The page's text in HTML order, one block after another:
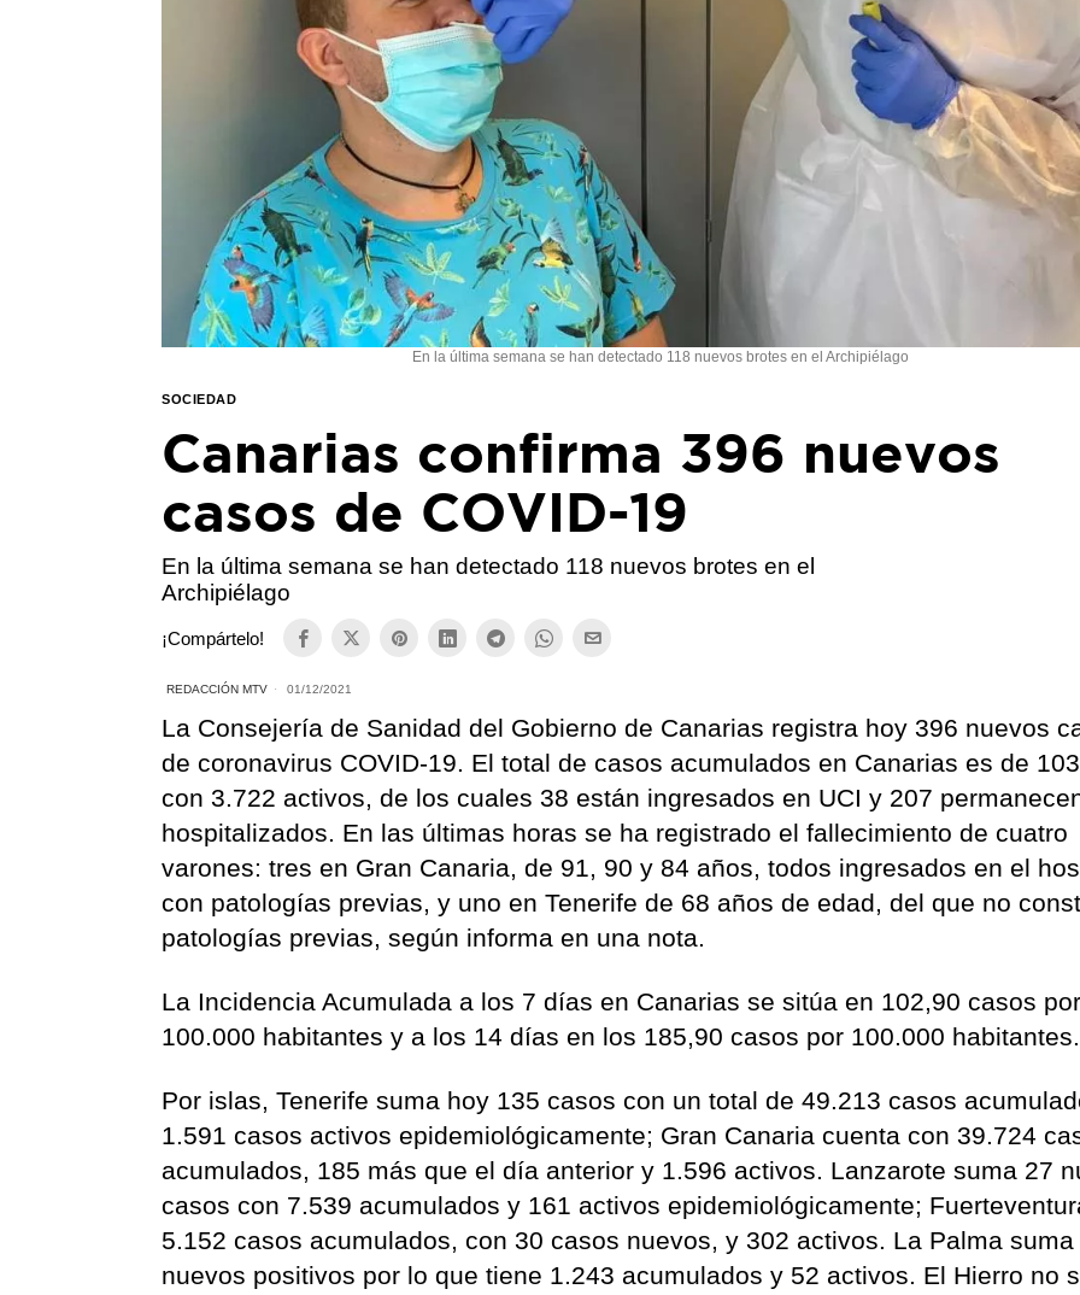
En la última semana se han detectado 118 nuevos brotes en el Archipiélago
SOCIEDAD
Canarias confirma 396 nuevos
casos de COVID-19
En la última semana se han detectado 118 nuevos brotes en el
Archipiélago
¡Compártelo!
REDACCIÓN MTV 01/12/2021
La Consejería de Sanidad del Gobierno de Canarias registra hoy 396 nuevos
de coronavirus COVID-19. El total de casos acumulados en Canarias es de
con 3.722 activos, de los cuales 38 están ingresados en UCI y 207
hospitalizados. En las últimas horas se ha registrado el fallecimiento de cuatro
varones: tres en Gran Canaria, de 91, 90 y 84 años, todos ingresados en el
con patologías previas, y uno en Tenerife de 68 años de edad, del que no
patologías previas, según informa en una nota.
La Incidencia Acumulada a los 7 días en Canarias se sitúa en 102,90 casos
100.000 habitantes y a los 14 días en los 185,90 casos por 100.000 habitantes.
Por islas, Tenerife suma hoy 135 casos con un total de 49.213 casos
1.591 casos activos epidemiológicamente; Gran Canaria cuenta con 39.724
acumulados, 185 más que el día anterior y 1.596 activos. Lanzarote suma 27
casos con 7.539 acumulados y 161 activos epidemiológicamente;
5.152 casos acumulados, con 30 casos nuevos, y 302 activos. La Palma suma
nuevos positivos por lo que tiene 1.243 acumulados y 52 activos. El Hierro no